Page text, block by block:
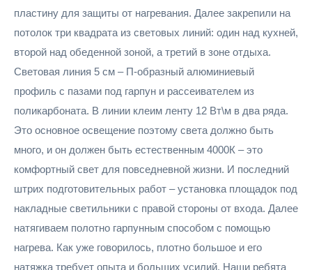
пластину для защиты от нагревания. Далее закрепили на
потолок три квадрата из световых линий: один над кухней,
второй над обеденной зоной, а третий в зоне отдыха.
Световая линия 5 см – П-образный алюминиевый
профиль с пазами под гарпун и рассеивателем из
поликарбоната. В линии клеим ленту 12 Вт\м в два ряда.
Это основное освещение поэтому света должно быть
много, и он должен быть естественным 4000К – это
комфортный свет для повседневной жизни. И последний
штрих подготовительных работ – установка площадок под
накладные светильники с правой стороны от входа. Далее
натягиваем полотно гарпунным способом с помощью
нагрева. Как уже говорилось, плотно большое и его
натяжка требует опыта и больших усилий. Наши ребята